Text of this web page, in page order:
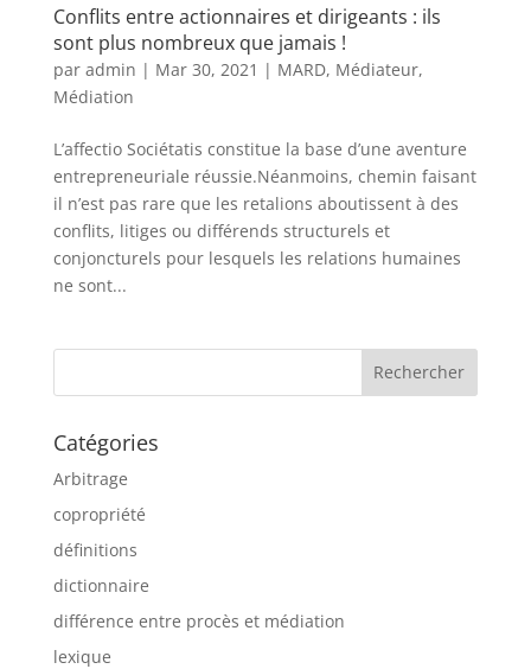
Conflits entre actionnaires et dirigeants : ils
sont plus nombreux que jamais !
par admin | Mar 30, 2021 | MARD, Médiateur,
Médiation
L’affectio Sociétatis constitue la base d’une aventure
entrepreneuriale réussie.Néanmoins, chemin faisant
il n’est pas rare que les retalions aboutissent à des
conflits, litiges ou différends structurels et
conjoncturels pour lesquels les relations humaines
ne sont...
Catégories
Arbitrage
copropriété
définitions
dictionnaire
différence entre procès et médiation
lexique